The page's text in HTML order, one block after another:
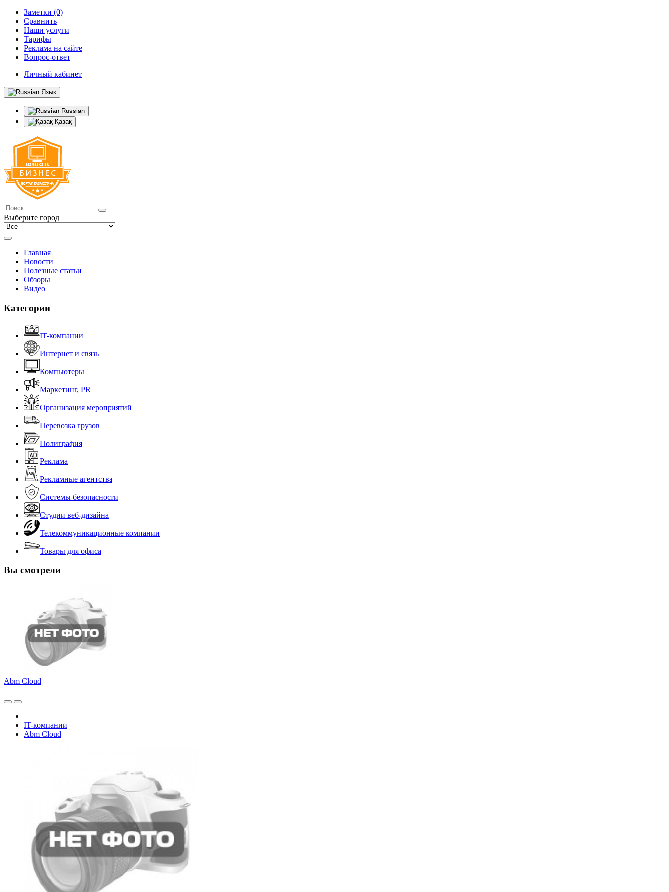
Заметки (0)
Сравнить
Наши услуги
Тарифы
Реклама на сайте
Вопрос-ответ
Личный кабинет
Язык
Russian
Қазақ
Выберите город
Главная
Новости
Полезные статьи
Обзоры
Видео
Категории
IT-компании
Интернет и связь
Компьютеры
Маркетинг, PR
Организация мероприятий
Перевозка грузов
Полиграфия
Реклама
Рекламные агентства
Системы безопасности
Студии веб-дизайна
Телекоммуникационные компании
Товары для офиса
Вы смотрели
Abm Cloud
IT-компании
Abm Cloud